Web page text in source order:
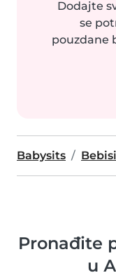
Dodajte
se
pouzdane
Babysits
Pronađite
u